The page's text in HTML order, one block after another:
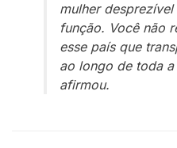
mulher
função. Você não
esse país que
ao longo de toda a
afirmou.